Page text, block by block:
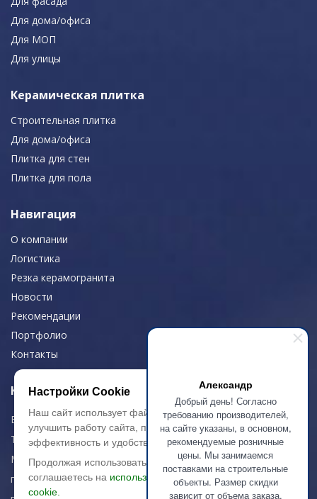
Александр
Добрый день! Согласно
требованию производителей,
на сайте указаны, в основном,
рекомендуемые розничные
цены. Мы занимаемся
поставками на строительные
объекты. Размер скидки
зависит от объема заказа.
Для дома/офиса
Для МОП
Для улицы
Керамическая плитка
Строительная плитка
Для дома/офиса
Плитка для стен
Плитка для пола
Навигация
О компании
Логистика
Резка керамогранита
Новости
Рекомендации
Портфолио
Контакты
Контактная информация
E-mail:zakaz@artkeramika-opt.ru
Тел.: +7 (499) 703-30-42
Московская область,
г. Красногорск
Настройки Cookie
Наш сайт использует файлы cookie, чтобы
улучшить работу сайта, повысить его
эффективность и удобство.
Продолжая использовать сайт, вы
соглашаетесь на использование файлов
cookie.